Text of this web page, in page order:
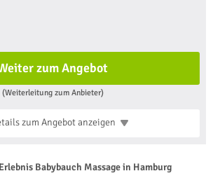
zum Angebot
(Weiterleitung zum Anbieter)
zum Angebotanzeigen
Babybauch Massage in Hamburg